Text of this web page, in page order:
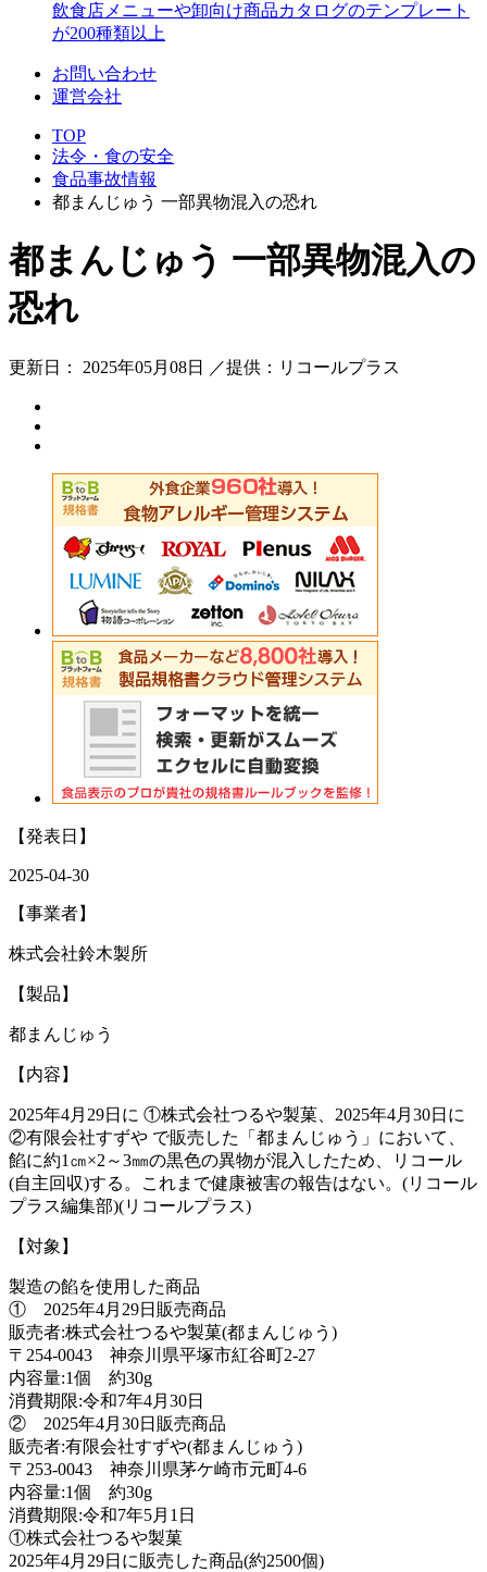
飲食店メニューや卸向け商品カタログのテンプレート
が200種類以上
お問い合わせ
運営会社
TOP
法令・食の安全
食品事故情報
都まんじゅう 一部異物混入の恐れ
都まんじゅう 一部異物混入の
恐れ
更新日： 2025年05月08日 ／提供：リコールプラス
【発表日】
2025-04-30
【事業者】
株式会社鈴木製所
【製品】
都まんじゅう
【内容】
2025年4月29日に ①株式会社つるや製菓、2025年4月30日に
②有限会社すずや で販売した「都まんじゅう」において、
餡に約1㎝×2～3㎜の黒色の異物が混入したため、リコール
(自主回収)する。これまで健康被害の報告はない。(リコール
プラス編集部)(リコールプラス)
【対象】
製造の餡を使用した商品
① 2025年4月29日販売商品
販売者:株式会社つるや製菓(都まんじゅう)
〒254-0043 神奈川県平塚市紅谷町2-27
内容量:1個 約30g
消費期限:令和7年4月30日
② 2025年4月30日販売商品
販売者:有限会社すずや(都まんじゅう)
〒253-0043 神奈川県茅ケ崎市元町4-6
内容量:1個 約30g
消費期限:令和7年5月1日
①株式会社つるや製菓
2025年4月29日に販売した商品(約2500個)